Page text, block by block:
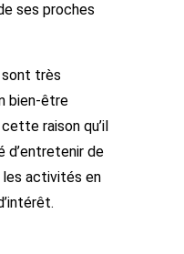
ses proches
sont très
bien-être
raison qu’il
d’entretenir de
les activités en